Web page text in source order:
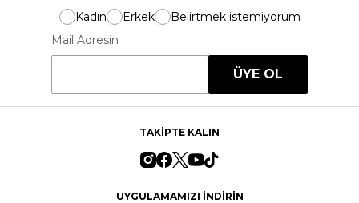
Kadın Erkek
Belirtmek istemiyorum
Mail Adresin
ÜYE OL
TAKİPTE KALIN
UYGULAMAMIZI İNDİRİN